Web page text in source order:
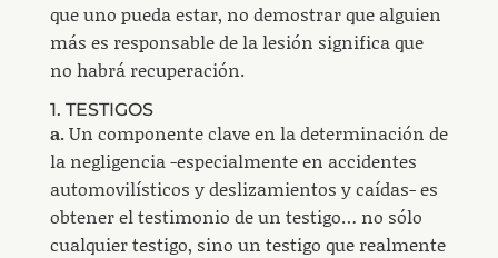
que uno pueda estar, no demostrar que alguien
más es responsable de la lesión significa que
no habrá recuperación.
1. TESTIGOS
a.Un componente clave en la determinación de
la negligencia -especialmente en accidentes
automovilísticos y deslizamientos y caídas- es
obtener el testimonio de un testigo… no sólo
cualquier testigo, sino un testigo que realmente